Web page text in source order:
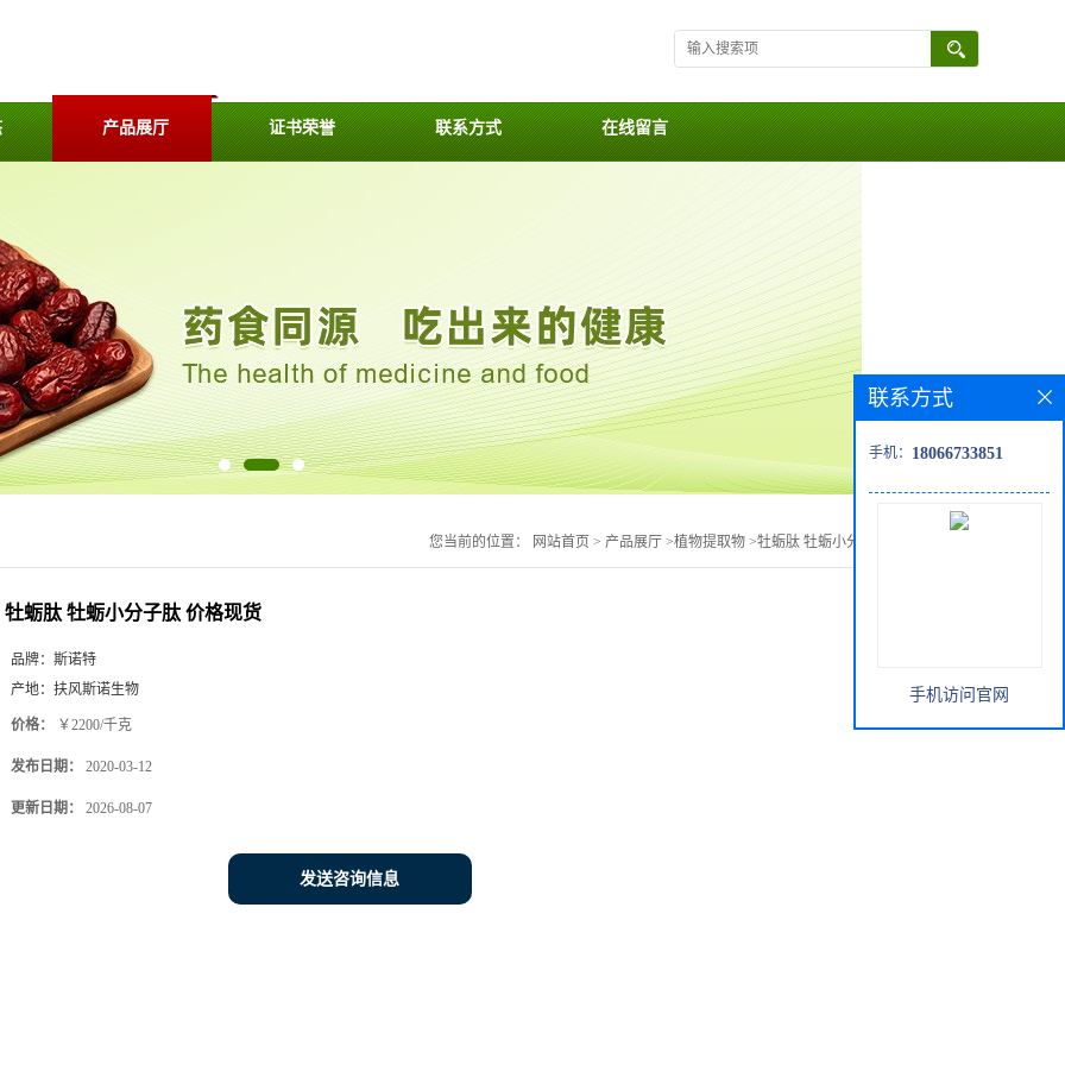
产品展厅 证书荣誉 联系方式 在线留言
您当前的位置： 网站首页 > 产品展厅 >植物提取物 >牡蛎肽 牡蛎小分子肽 价格现货
牡蛎肽 牡蛎小分子肽 价格现货
品牌： 斯诺特
产地： 扶风斯诺生物
价格： ￥2200/千克
发布日期： 2020-03-12
更新日期： 2026-08-07
发送咨询信息
联系方式
手机： 18066733851
手机访问官网